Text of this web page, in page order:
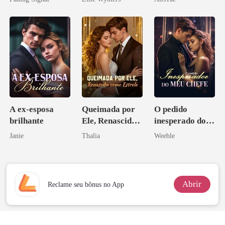
A ex-esposa
brilhante
Janie
Queimada por
Ele, Renascida
como Estrela
Thalia
O pedido
inesperado do
meu chefe
Weeble
Reclame seu bônus no App Abrir